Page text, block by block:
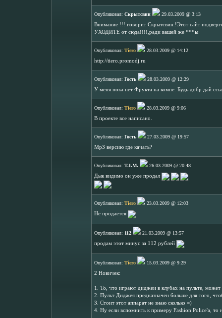
Опубликовал: Скрытсвин
29.03.2009 @ 3:13
Внимание !!! говорит Скрытсвин.!Этот сайт
УХОДИТЕ от сюда!!!!,ради вашей же ***ы
Опубликовал: Tiero
28.03.2009 @ 14:12
http://tiero.promodj.ru
Опубликовал: Гость
28.03.2009 @ 12:29
У меня пока нет Фрукта на компе. Будь добр дай
Опубликовал: Tiero
28.03.2009 @ 9:06
В проекте все написано.
Опубликовал: Гость
27.03.2009 @ 19:57
Mp3 версию где качать?
Опубликовал: T.I.M.
26.03.2009 @ 20:48
Дык видимо он уже продал
Опубликовал: Tiero
23.03.2009 @ 12:03
Не продается
Опубликовал: 112
21.03.2009 @ 13:57
продам этот минус за 112 рублей
Опубликовал: Tiero
15.03.2009 @ 9:29
2 Новичек:
1. То, что играют диджеи в клубах на пульте,
2. Пульт Диджея предназначен больше для того,
3. Стоит этот аппарат не знаю сколько =)
4. Ну если вспомнить к примеру Fashion Police'а,